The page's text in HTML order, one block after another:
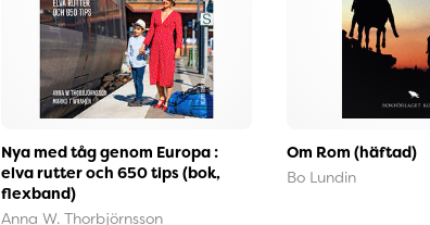
Nya med tåg genom Europa :
elva rutter och 650 tips (bok,
flexband)
Anna W. Thorbjörnsson
Om Rom (häftad)
Bo Lundin